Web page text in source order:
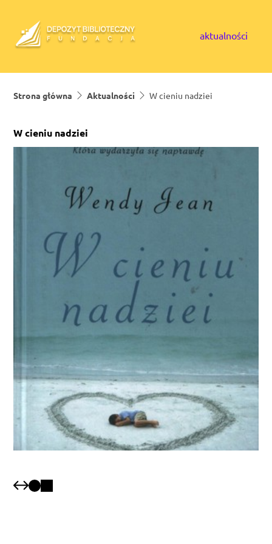
aktualności
Strona główna Aktualności W cieniu nadziei
W cieniu nadziei